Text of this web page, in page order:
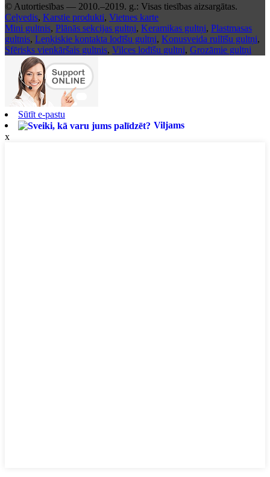
© Autortiesības — 2010.–2019. g.: Visas tiesības aizsargātas.
Ceļvedis, Karstie produkti, Vietnes karte
Mini gultnis, Plānās sekcijas gultņi, Keramikas gultņi, Plastmasas
gultnis, Leņķiskie kontakta lodīšu gultņi, Konusveida rullīšu gultņi,
Sfērisks vienkāršais gultnis, Vilces lodīšu gultņi, Grozāmie gultņi
Sūtīt e-pastu
Viljams
x